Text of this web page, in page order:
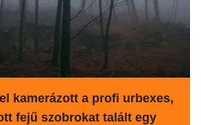
kamerázott a profi urbexes,
fejű szobrokat talált egy